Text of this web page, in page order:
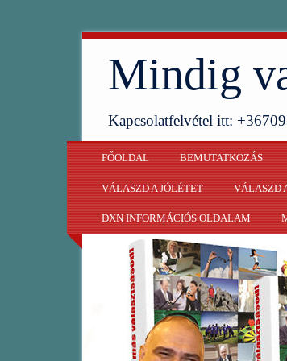
Mindig
Kapcsolatfelvétel itt:
FŐOLDAL BEMUTATKOZÁS
VÁLASZD A JÓLÉTET VÁLASZD
DXN INFORMÁCIÓS OLDALAM